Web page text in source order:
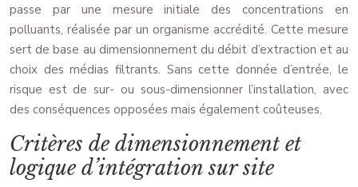
passe par une mesure initiale des concentrations en
polluants, réalisée par un organisme accrédité. Cette mesure
sert de base au dimensionnement du débit d’extraction et au
choix des médias filtrants. Sans cette donnée d’entrée, le
risque est de sur- ou sous-dimensionner l’installation, avec
des conséquences opposées mais également coûteuses.
Critères de dimensionnement et
logique d’intégration sur site